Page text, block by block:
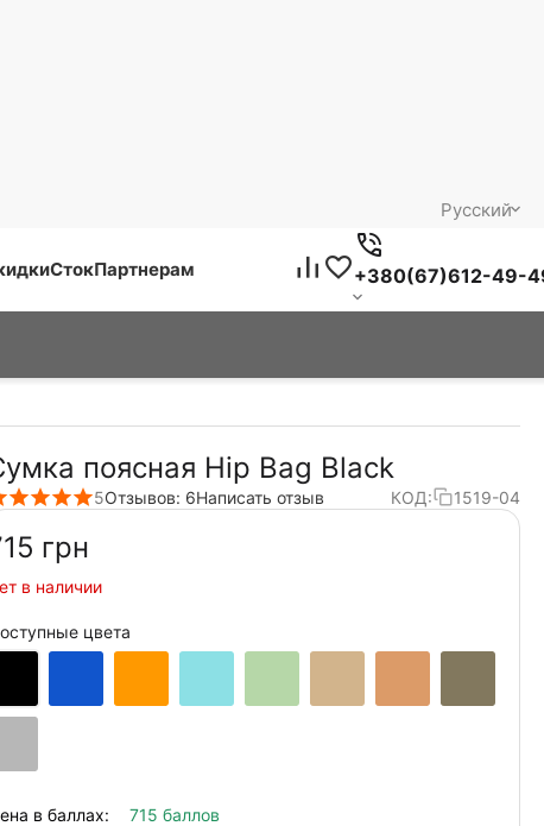
Русский
СтокПартнерам +380(67)612-49-
поясная Hip Bag Black
5Отзывов: 6Написать отзыв КОД: 1519-04
грн
в наличии
цвета
в баллах: 715 баллов